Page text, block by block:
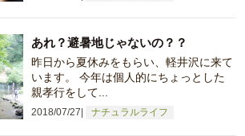
2018/07/27 ナチュラルライフ
あれ？避暑地じゃないの？？
昨日から夏休みをもらい、軽井沢に来て
います。 今年は個人的にちょっとした
親孝行をして...